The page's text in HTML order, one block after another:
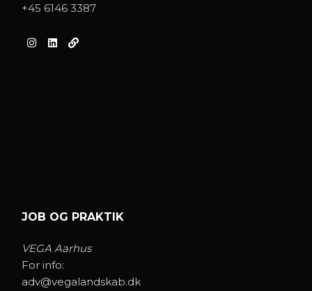
+45 6146 3387
JOB OG PRAKTIK
VEGA Aarhus
For info:
adv@vegalandskab.dk